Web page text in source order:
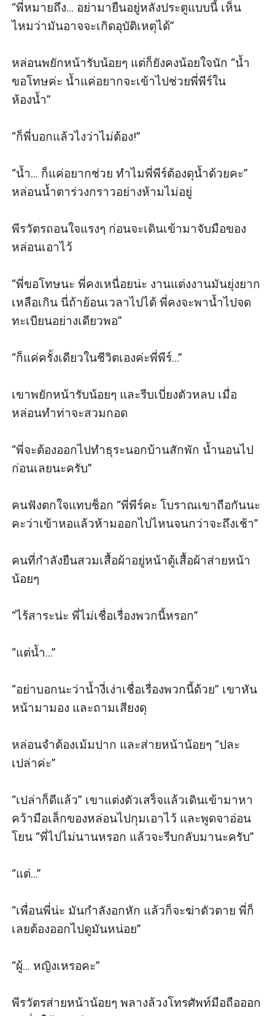
“พี่หมายถึง... อย่ามายืนอยู่หลังประตูแบบนี้ เห็น
ไหมว่ามันอาจจะเกิดอุบัติเหตุได้”
หล่อนพยักหน้ารับน้อยๆ แต่ก็ยังคงน้อยใจนัก “น้ำ
ขอโทษค่ะ น้ำแค่อยากจะเข้าไปช่วยพี่พีร์ใน
ห้องน้ำ”
“ก็พี่บอกแล้วไงว่าไม่ต้อง!”
“น้ำ... ก็แค่อยากช่วย ทำไมพี่พีร์ต้องดุน้ำด้วยคะ”
หล่อนน้ำตาร่วงกราวอย่างห้ามไม่อยู่
พีรวัตรถอนใจแรงๆ ก่อนจะเดินเข้ามาจับมือของ
หล่อนเอาไว้
“พี่ขอโทษนะ พี่คงเหนื่อยน่ะ งานแต่งงานมันยุ่งยาก
เหลือเกิน นี่ถ้าย้อนเวลาไปได้ พี่คงจะพาน้ำไปจด
ทะเบียนอย่างเดียวพอ”
“ก็แค่ครั้งเดียวในชีวิตเองค่ะพี่พีร์...”
เขาพยักหน้ารับน้อยๆ และรีบเบี่ยงตัวหลบ เมื่อ
หล่อนทำท่าจะสวมกอด
“พี่จะต้องออกไปทำธุระนอกบ้านสักพัก น้ำนอนไป
ก่อนเลยนะครับ”
คนฟังตกใจแทบช็อก “พี่พีร์คะ โบราณเขาถือกันนะ
คะว่าเข้าหอแล้วห้ามออกไปไหนจนกว่าจะถึงเช้า”
คนที่กำลังยืนสวมเสื้อผ้าอยู่หน้าตู้เสื้อผ้าส่ายหน้า
น้อยๆ
“ไร้สาระน่ะ พี่ไม่เชื่อเรื่องพวกนี้หรอก”
“แต่น้ำ...”
“อย่าบอกนะว่าน้ำงี่เง่าเชื่อเรื่องพวกนี้ด้วย” เขาหัน
หน้ามามอง และถามเสียงดุ
หล่อนจำต้องเม้มปาก และส่ายหน้าน้อยๆ “ปละ
เปล่าค่ะ”
“เปล่าก็ดีแล้ว” เขาแต่งตัวเสร็จแล้วเดินเข้ามาหา
คว้ามือเล็กของหล่อนไปกุมเอาไว้ และพูดจาอ่อน
โยน “พี่ไปไม่นานหรอก แล้วจะรีบกลับมานะครับ”
“แต่...”
“เพื่อนพี่น่ะ มันกำลังอกหัก แล้วก็จะฆ่าตัวตาย พี่ก็
เลยต้องออกไปดูมันหน่อย”
“ผู้... หญิงเหรอคะ”
พีรวัตรส่ายหน้าน้อยๆ พลางล้วงโทรศัพท์มือถือออก